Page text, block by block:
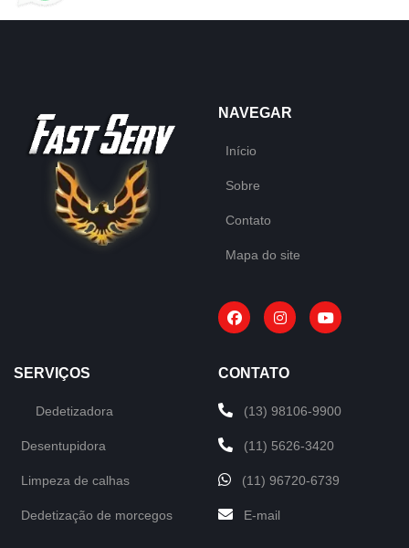
NAVEGAR
Início
Sobre
Contato
Mapa do site
SERVIÇOS
Dedetizadora
Desentupidora
Limpeza de calhas
Dedetização de morcegos
CONTATO
(13) 98106-9900
(11) 5626-3420
(11) 96720-6739
E-mail